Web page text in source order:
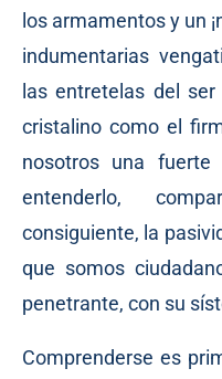
los armamentos y un
indumentarias
las entretelas del
cristalino como el
nosotros una fuerte
entenderlo,
consiguiente, la
que somos
penetrante, con su
Comprenderse es